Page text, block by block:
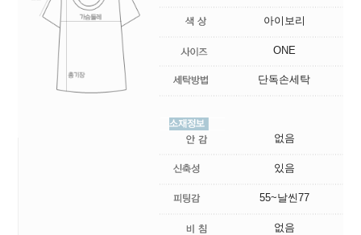
아이보리
ONE
단독손세탁
없음
있음
55~날씬77
없음